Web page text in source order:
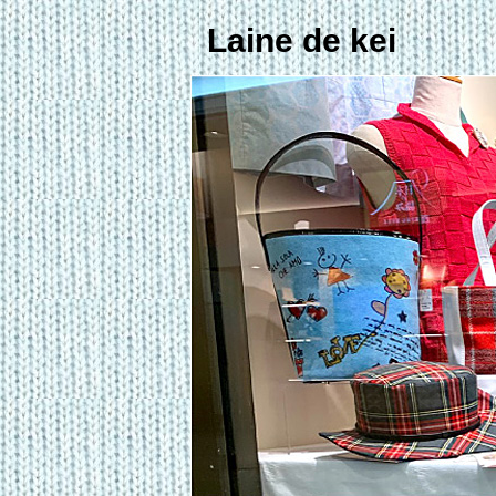
Laine de kei